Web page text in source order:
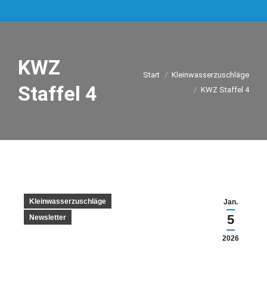
KWZ
Staffel 4
Sie befinden sich hier:
Start
Kleinwasserzuschläge
KWZ Staffel 4
Jan.
5
2026
Kleinwasserzuschläge
Newsletter